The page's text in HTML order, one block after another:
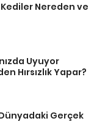
Nereden ve
Uyuyor
Hırsızlık Yapar?
Gerçek